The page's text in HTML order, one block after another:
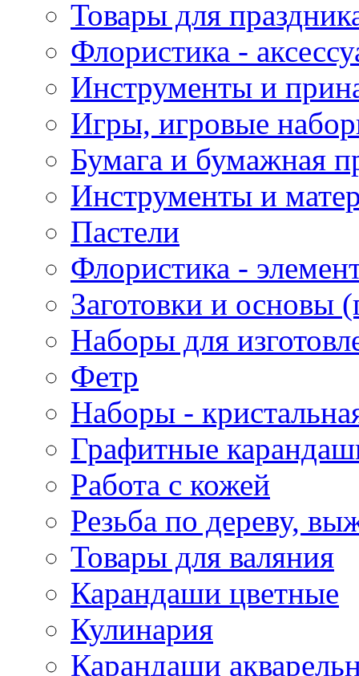
Товары для
Флористика -
Инструменты и
Игры, игровые
Бумага и бумажная
Инструменты и
Пастели
Флористика -
Заготовки и основы
Наборы для
Фетр
Наборы -
Графитные
Работа с кожей
Резьба по дереву,
Товары для валяния
Карандаши цветные
Кулинария
Карандаши